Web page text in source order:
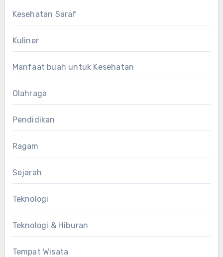
Kesehatan Saraf
Kuliner
Manfaat buah untuk Kesehatan
Olahraga
Pendidikan
Ragam
Sejarah
Teknologi
Teknologi & Hiburan
Tempat Wisata